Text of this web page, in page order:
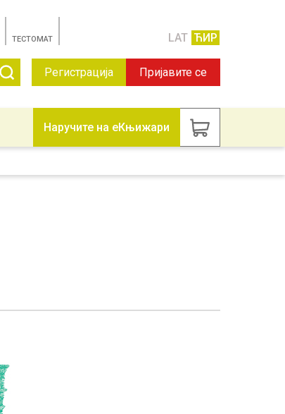
TЕСТОМАТ LAT ЋИР
Регистрација Пријавите се
Наручите на еКњижари